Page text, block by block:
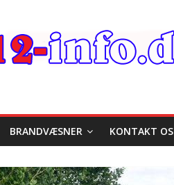
BRANDVÆSNER KONTAKT OS